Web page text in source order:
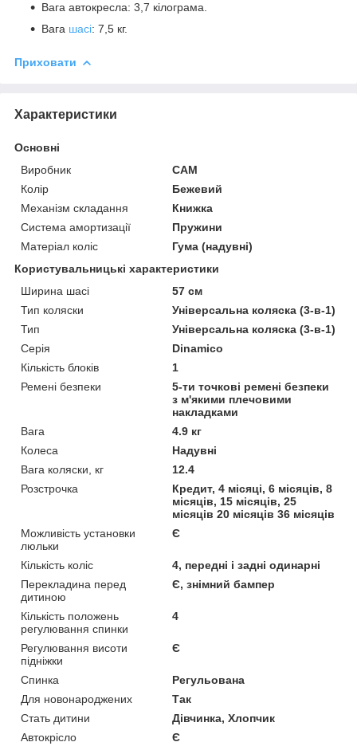
Вага автокресла: 3,7 кілограма.
Вага шасі: 7,5 кг.
Приховати
Характеристики
Основні
Виробник
CAM
Колір
Бежевий
Механізм складання
Книжка
Система амортизації
Пружини
Матеріал коліс
Гума (надувні)
Користувальницькі характеристики
Ширина шасі
57 см
Тип коляски
Універсальна коляска (3-в-1)
Тип
Універсальна коляска (3-в-1)
Серія
Dinamico
Кількість блоків
1
Ремені безпеки
5-ти точкові ремені безпеки
з м'якими плечовими
накладками
Вага
4.9 кг
Колеса
Надувні
Вага коляски, кг
12.4
Розстрочка
Кредит, 4 місяці, 6 місяців, 8
місяців, 15 місяців, 25
місяців 20 місяців 36 місяців
Можливість установки
люльки
Є
Кількість коліс
4, передні і задні одинарні
Перекладина перед
дитиною
Є, знімний бампер
Кількість положень
регулювання спинки
4
Регулювання висоти
підніжки
Є
Спинка
Регульована
Для новонароджених
Так
Стать дитини
Дівчинка, Хлопчик
Автокрісло
Є